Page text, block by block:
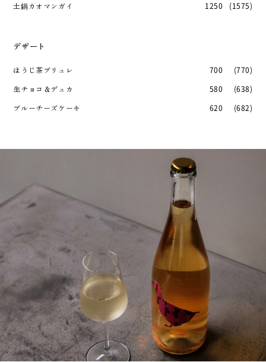
土鍋カオマンガイ
1250 (1575)
デザート
ほうじ茶ブリュレ 700
(770)
生チョコ＆デュカ
580
(638)
ブルーチーズケーキ
620 (682)